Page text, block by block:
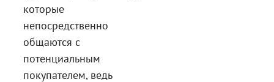
которые
непосредственно
общаются с
потенциальным
покупателем, ведь